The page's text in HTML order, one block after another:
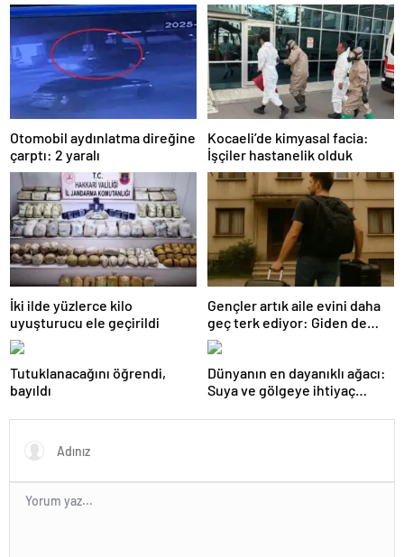
Otomobil aydınlatma direğine
çarptı: 2 yaralı
Kocaeli’de kimyasal facia:
İşçiler hastanelik olduk
İki ilde yüzlerce kilo
uyuşturucu ele geçirildi
Gençler artık aile evini daha
geç terk ediyor: Giden de
geri dönüyor
Tutuklanacağını öğrendi,
bayıldı
Dünyanın en dayanıklı ağacı:
Suya ve gölgeye ihtiyaç
veriyor!